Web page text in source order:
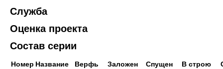
Служба
Оценка проекта
Состав серии
Номер Название Верфь Заложен Спущен В строю